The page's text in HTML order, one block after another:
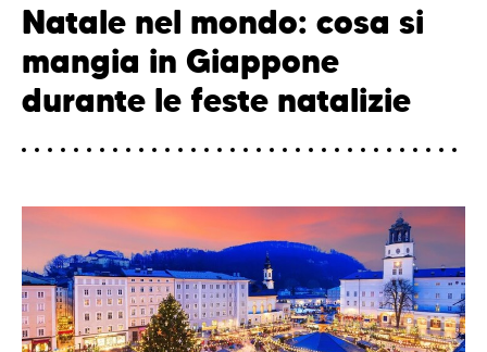
Natale nel mondo: cosa si
mangia in Giappone
durante le feste natalizie